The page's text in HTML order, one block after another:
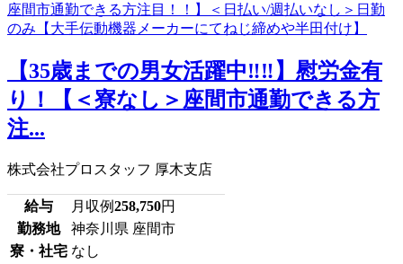
【35歳までの男女活躍中‼‼】慰労金有
り！【＜寮なし＞座間市通勤できる方
注...
株式会社プロスタッフ 厚木支店
給与 月収例258,750円
勤務地
神奈川県 座間市
寮・社宅 なし